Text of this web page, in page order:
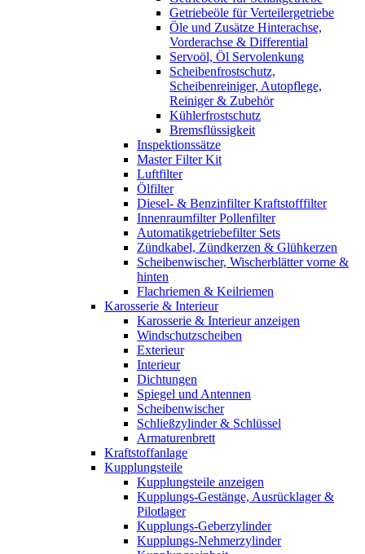
Getriebeöle für Verteilergetriebe
Öle und Zusätze Hinterachse,
Vorderachse & Differential
Servoöl, Öl Servolenkung
Scheibenfrostschutz,
Scheibenreiniger, Autopflege,
Reiniger & Zubehör
Kühlerfrostschutz
Bremsflüssigkeit
Inspektionssätze
Master Filter Kit
Luftfilter
Ölfilter
Diesel- & Benzinfilter Kraftstofffilter
Innenraumfilter Pollenfilter
Automatikgetriebefilter Sets
Zündkabel, Zündkerzen & Glühkerzen
Scheibenwischer, Wischerblätter vorne &
hinten
Flachriemen & Keilriemen
Karosserie & Interieur
Karosserie & Interieur anzeigen
Windschutzscheiben
Exterieur
Interieur
Dichtungen
Spiegel und Antennen
Scheibenwischer
Schließzylinder & Schlüssel
Armaturenbrett
Kraftstoffanlage
Kupplungsteile
Kupplungsteile anzeigen
Kupplungs-Gestänge, Ausrücklager &
Pilotlager
Kupplungs-Geberzylinder
Kupplungs-Nehmerzylinder